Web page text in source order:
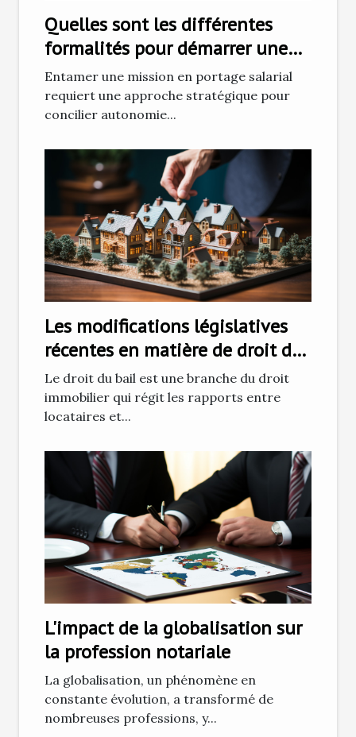
Quelles sont les différentes
formalités pour démarrer une
mission en portage salarial ?
Entamer une mission en portage salarial
requiert une approche stratégique pour
concilier autonomie...
Les modifications législatives
récentes en matière de droit du
bail et leurs impacts sur les
locataires
Le droit du bail est une branche du droit
immobilier qui régit les rapports entre
locataires et...
L'impact de la globalisation sur
la profession notariale
La globalisation, un phénomène en
constante évolution, a transformé de
nombreuses professions, y...